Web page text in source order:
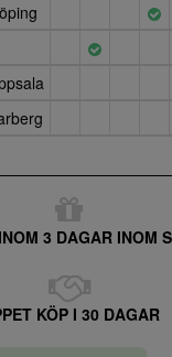
3 DAGAR INOM
KÖP I 30 DAGAR